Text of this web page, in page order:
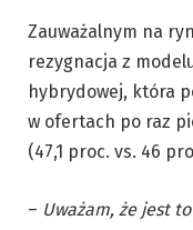
Zauważalnym na
rezygnacja z
hybrydowej, która
w ofertach po raz
(47,1 proc. vs. 46
– Uważam, że jest